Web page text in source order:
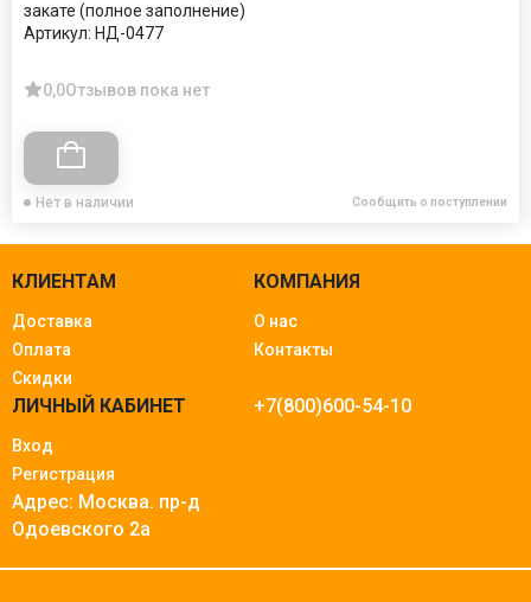
закате (полное заполнение)
Артикул: НД-0477
0,0Отзывов пока нет
Нет в наличии Сообщить о поступлении
КЛИЕНТАМ
Доставка
Оплата
Скидки
КОМПАНИЯ
О нас
Контакты
ЛИЧНЫЙ КАБИНЕТ
Вход
Регистрация
+7(800)600-54-10
Адрес: Москва. пр-д
Одоевского 2а